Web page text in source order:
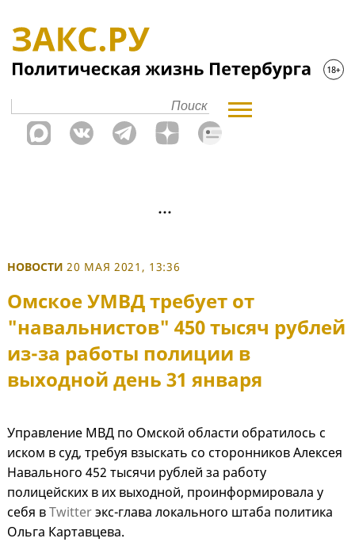
НОВОСТИ 20 МАЯ 2021, 13:36
Омское УМВД требует от
"навальнистов" 450 тысяч рублей
из-за работы полиции в
выходной день 31 января
Управление МВД по Омской области обратилось с
иском в суд, требуя взыскать со сторонников Алексея
Навального 452 тысячи рублей за работу
полицейских в их выходной, проинформировала у
себя вTwitterэкс-глава локального штаба политика
Ольга Картавцева.